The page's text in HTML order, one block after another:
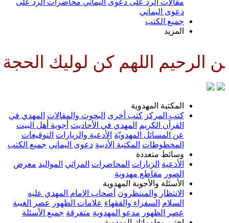
الرد على دعوى اليماني محاضرات الرد على
كن لوليك الحجة بن
المهدوية
كتب أخرى البحوث والمقالات المهدي في
المهدي في الأحاديث أجوبة أهل البيت
المسائل المهدويّة الأدعية والزيارات التوقيعات
المكتبة الأدبية دعوى اليماني جميع الكتب
متعددة
الزيارات المحاضرات المراثي المواليد معرض
مقاطع مهدوية
والأجوبة المهدوية
والمنتظرون أصحاب الإمام المهدي عليه
السفراء والفقهاء علامات الظهور عصر الغيبة
مدعو المهدوية متفرقة جميع الأسئلة